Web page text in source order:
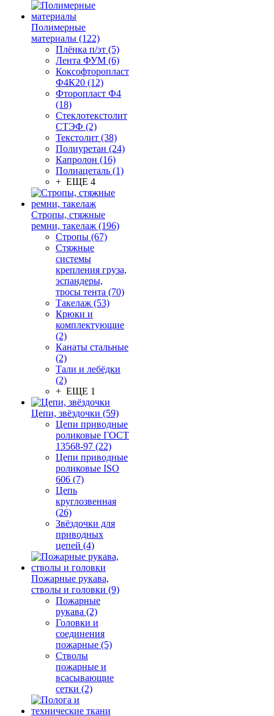
Полимерные
материалы (122)
Плёнка п/эт (5)
Лента ФУМ (6)
Коксофторопласт
Ф4К20 (12)
Фторопласт Ф4
(18)
Стеклотекстолит
СТЭФ (2)
Текстолит (38)
Полиуретан (24)
Капролон (16)
Полиацеталь (1)
+ ЕЩЕ 4
Стропы, стяжные
ремни, такелаж (196)
Стропы (67)
Стяжные
системы
крепления груза,
эспандеры,
тросы тента (70)
Такелаж (53)
Крюки и
комплектующие
(2)
Канаты стальные
(2)
Тали и лебёдки
(2)
+ ЕЩЕ 1
Цепи, звёздочки (59)
Цепи приводные
роликовые ГОСТ
13568-97 (22)
Цепи приводные
роликовые ISO
606 (7)
Цепь
круглозвенная
(26)
Звёздочки для
приводных
цепей (4)
Пожарные рукава,
стволы и головки (9)
Пожарные
рукава (2)
Головки и
соединения
пожарные (5)
Стволы
пожарные и
всасывающие
сетки (2)